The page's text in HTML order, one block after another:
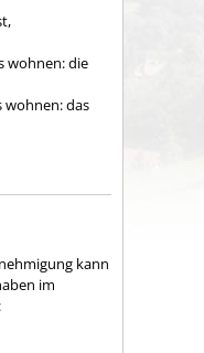
wohnen: die
wohnen: das
kann
im